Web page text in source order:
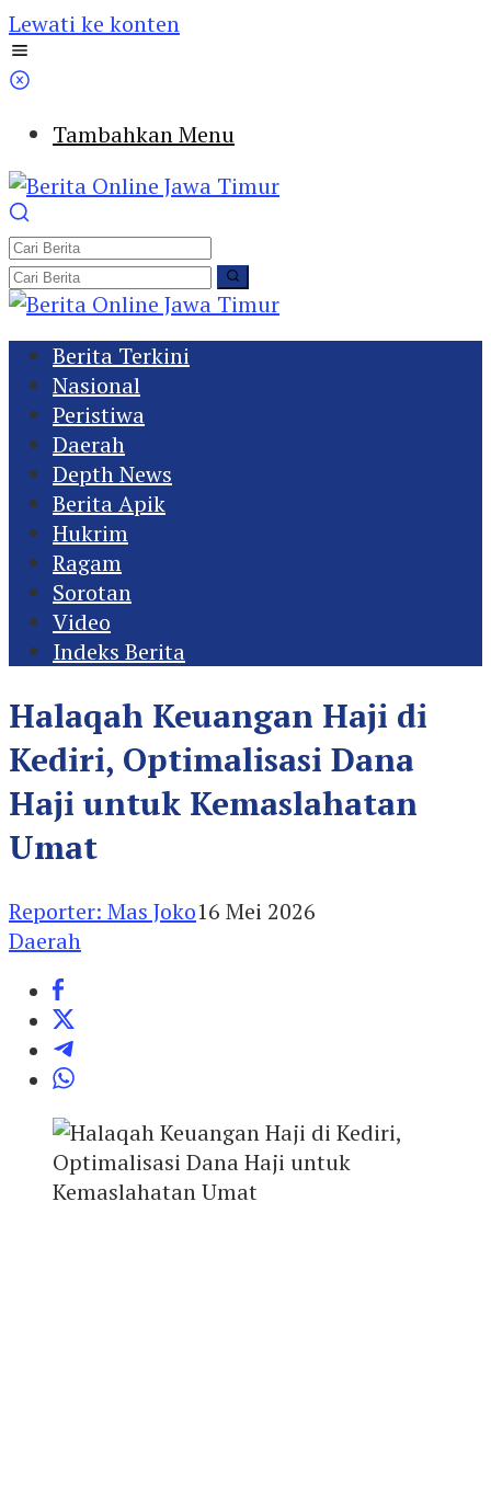
Lewati ke konten
Tambahkan Menu
Berita Terkini
Nasional
Peristiwa
Daerah
Depth News
Berita Apik
Hukrim
Ragam
Sorotan
Video
Indeks Berita
Halaqah Keuangan Haji di
Kediri, Optimalisasi Dana
Haji untuk Kemaslahatan
Umat
Reporter: Mas Joko16 Mei 2026
Daerah